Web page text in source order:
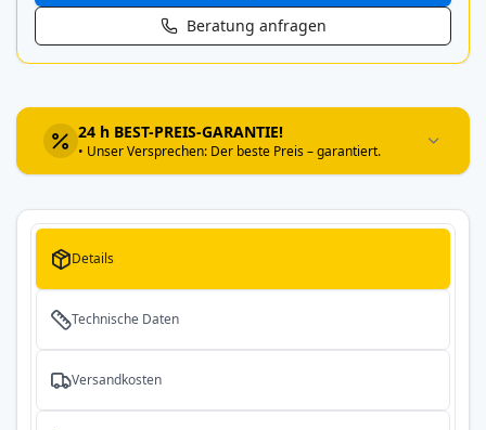
Beratung anfragen
24 h BEST-PREIS-GARANTIE!
• Unser Versprechen: Der beste Preis – garantiert.
Details
Technische Daten
Versandkosten